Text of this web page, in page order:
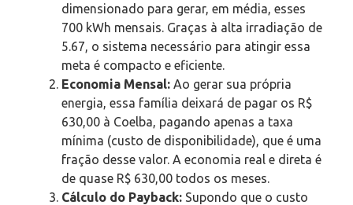
dimensionado para gerar, em média, esses
700 kWh mensais. Graças à alta irradiação de
5.67, o sistema necessário para atingir essa
meta é compacto e eficiente.
Economia Mensal: Ao gerar sua própria
energia, essa família deixará de pagar os R$
630,00 à Coelba, pagando apenas a taxa
mínima (custo de disponibilidade), que é uma
fração desse valor. A economia real e direta é
de quase R$ 630,00 todos os meses.
Cálculo do Payback: Supondo que o custo